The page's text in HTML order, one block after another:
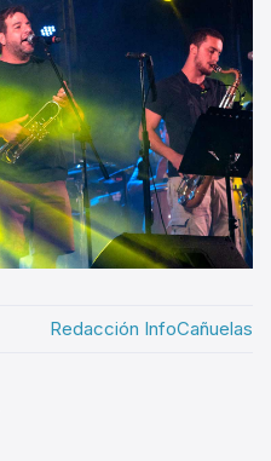
Redacción InfoCañuelas